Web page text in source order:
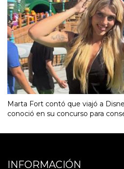
Marta Fort contó que viajó a
conoció en su concurso para
INFORMACIÓN